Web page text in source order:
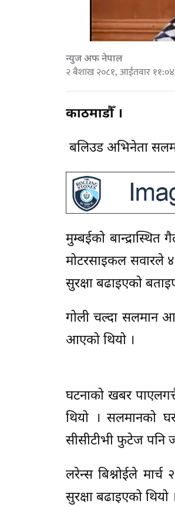
न्युज अफ नेपाल
२ बैशाख २०८१, आईतवार ११:०४
काठमाडौँ ।
बलिउड अभिनेता
मुम्बईको बान्द्रास्थित
मोटरसाइकल सवारले
सुरक्षा बढाइएको
गोली चल्दा सलमान
आएको थियो ।
घटनाको खबर
थियो । सलमानको
सीसीटीभी फुटेज पनि
लरेन्स बिश्नोईले
सुरक्षा बढाइएको थियो